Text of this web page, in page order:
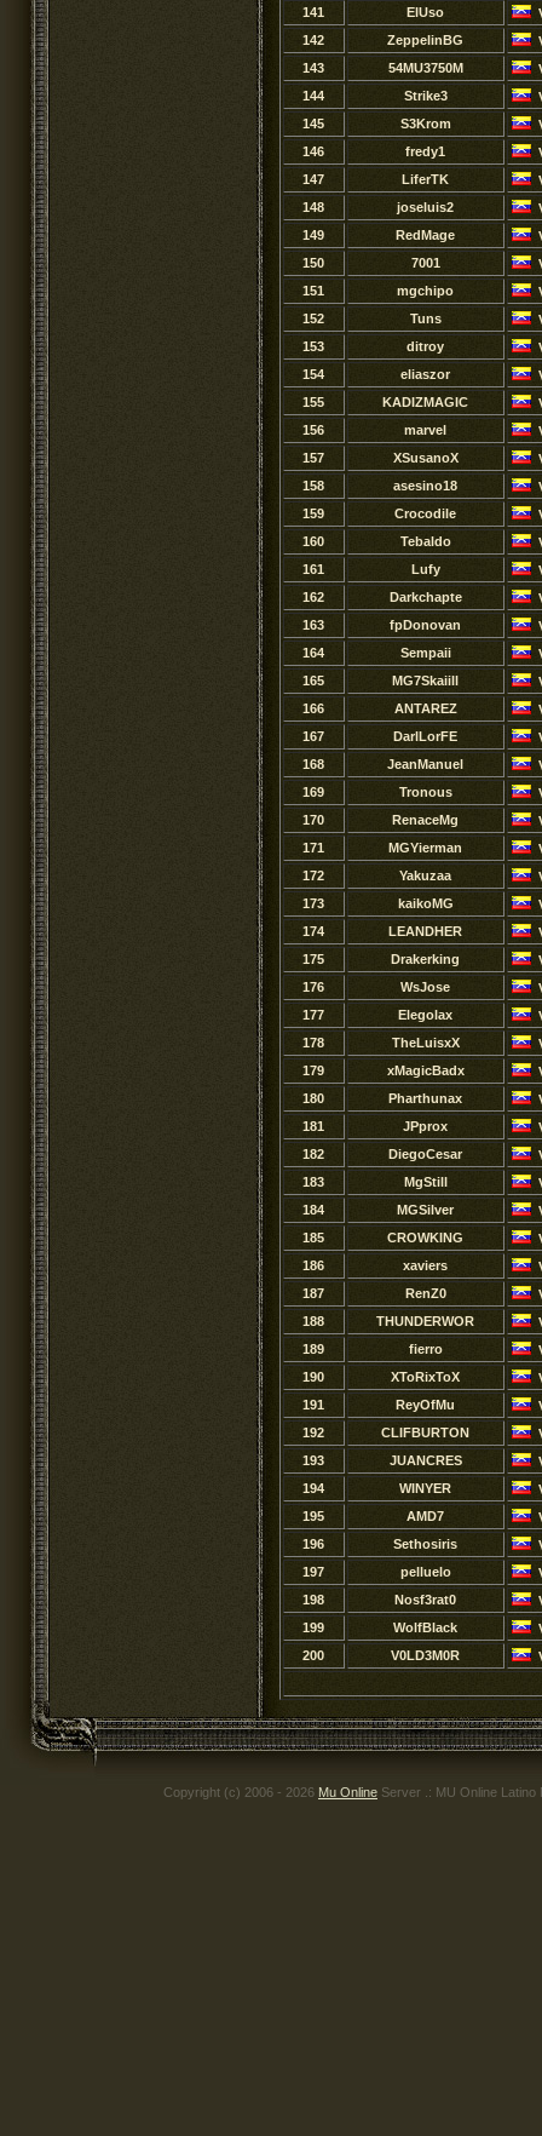
141
ElUso
142
ZeppelinBG
143
54MU3750M
144
Strike3
145
S3Krom
146
fredy1
147
LiferTK
148
joseluis2
149
RedMage
150
7001
151
mgchipo
152
Tuns
153
ditroy
154
eliaszor
155
KADIZMAGIC
156
marvel
157
XSusanoX
158
asesino18
159
Crocodile
160
Tebaldo
161
Lufy
162
Darkchapte
163
fpDonovan
164
Sempaii
165
MG7Skaiill
166
ANTAREZ
167
DarlLorFE
168
JeanManuel
169
Tronous
170
RenaceMg
171
MGYierman
172
Yakuzaa
173
kaikoMG
174
LEANDHER
175
Drakerking
176
WsJose
177
Elegolax
178
TheLuisxX
179
xMagicBadx
180
Pharthunax
181
JPprox
182
DiegoCesar
183
MgStill
184
MGSilver
185
CROWKING
186
xaviers
187
RenZ0
188
THUNDERWOR
189
fierro
190
XToRixToX
191
ReyOfMu
192
CLIFBURTON
193
JUANCRES
194
WINYER
195
AMD7
196
Sethosiris
197
pelluelo
198
Nosf3rat0
199
WolfBlack
200
V0LD3M0R
Copyright (c) 2006 - 2026 Mu Online Server .: MU Online